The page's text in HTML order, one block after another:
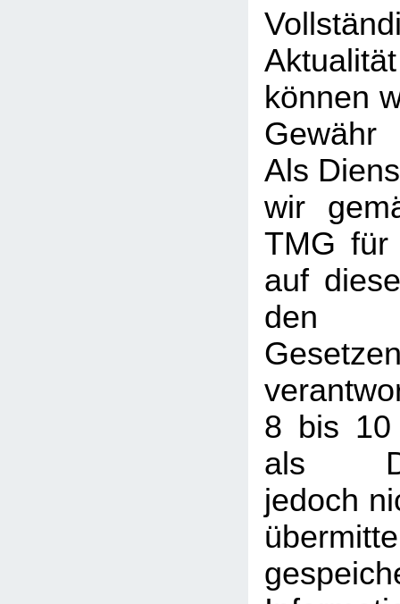
können
Gewähr
Als
wir
TMG für
auf
den
8 bis 10
als
jedoch